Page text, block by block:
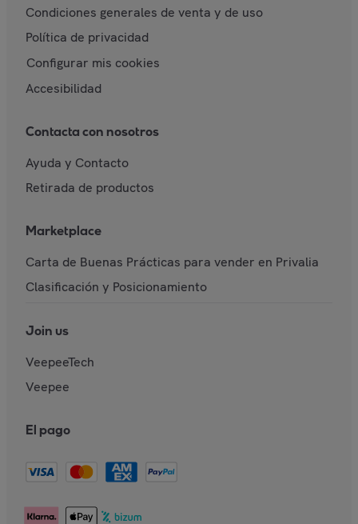
Condiciones generales de venta y de uso
Política de privacidad
Configurar mis cookies
Accesibilidad
Contacta con nosotros
Ayuda y Contacto
Retirada de productos
Marketplace
Carta de Buenas Prácticas para vender en Privalia
Clasificación y Posicionamiento
Join us
VeepeeTech
Veepee
El pago